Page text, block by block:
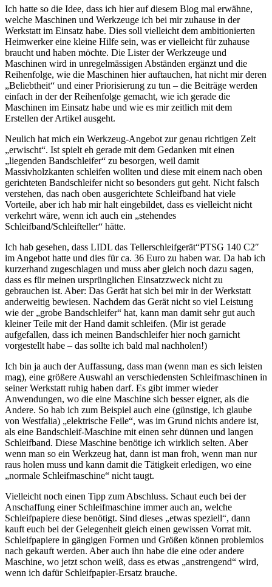
Ich hatte so die Idee, dass ich hier auf diesem Blog mal erwähne,
welche Maschinen und Werkzeuge ich bei mir zuhause in der
Werkstatt im Einsatz habe. Dies soll vielleicht dem ambitionierten
Heimwerker eine kleine Hilfe sein, was er vielleicht für zuhause
braucht und haben möchte. Die Lister der Werkzeuge und
Maschinen wird in unregelmässigen Abständen ergänzt und die
Reihenfolge, wie die Maschinen hier auftauchen, hat nicht mir deren
„Beliebtheit“ und einer Priorisierung zu tun – die Beiträge werden
einfach in der der Reihenfolge gemacht, wie ich gerade die
Maschinen im Einsatz habe und wie es mir zeitlich mit dem
Erstellen der Artikel ausgeht.
Neulich hat mich ein Werkzeug-Angebot zur genau richtigen Zeit
„erwischt“. Ist spielt eh gerade mit dem Gedanken mit einen
„liegenden Bandschleifer“ zu besorgen, weil damit
Massivholzkanten schleifen wollten und diese mit einem nach oben
gerichteten Bandschleifer nicht so besonders gut geht. Nicht falsch
verstehen, das nach oben ausgerichtete Schleifband hat viele
Vorteile, aber ich hab mir halt eingebildet, dass es vielleicht nicht
verkehrt wäre, wenn ich auch ein „stehendes
Schleifband/Schleifteller“ hätte.
Ich hab gesehen, dass LIDL das Tellerschleifgerät“PTSG 140 C2″
im Angebot hatte und dies für ca. 36 Euro zu haben war. Da hab ich
kurzerhand zugeschlagen und muss aber gleich noch dazu sagen,
dass es für meinen ursprünglichen Einsatzzweck nicht zu
gebrauchen ist. Aber: Das Gerät hat sich bei mir in der Werkstatt
anderweitig bewiesen. Nachdem das Gerät nicht so viel Leistung
wie der „grobe Bandschleifer“ hat, kann man damit sehr gut auch
kleiner Teile mit der Hand damit schleifen. (Mir ist gerade
aufgefallen, dass ich meinen Bandschleifer hier noch garnicht
vorgestellt habe – das sollte ich bald mal nachholen!)
Ich bin ja auch der Auffassung, dass man (wenn man es sich leisten
mag), eine größere Auswahl an verschiedensten Schleifmaschinen in
seiner Werkstatt ruhig haben darf. Es gibt immer wieder
Anwendungen, wo die eine Maschine sich besser eigner, als die
Andere. So hab ich zum Beispiel auch eine (günstige, ich glaube
von Westfalia) „elektrische Feile“, was im Grund nichts andere ist,
als eine Bandschleif-Maschine mit einen sehr dünnen und langen
Schleifband. Diese Maschine benötige ich wirklich selten. Aber
wenn man so ein Werkzeug hat, dann ist man froh, wenn man nur
raus holen muss und kann damit die Tätigkeit erledigen, wo eine
„normale Schleifmaschine“ nicht taugt.
Vielleicht noch einen Tipp zum Abschluss. Schaut euch bei der
Anschaffung einer Schleifmaschine immer auch an, welche
Schleifpapiere diese benötigt. Sind dieses „etwas speziell“, dann
kauft euch bei der Gelegenheit gleich einen gewissen Vorrat mit.
Schleifpapiere in gängigen Formen und Größen können problemlos
nach gekauft werden. Aber auch ihn habe die eine oder andere
Maschine, wo jetzt schon weiß, dass es etwas „anstrengend“ wird,
wenn ich dafür Schleifpapier-Ersatz brauche.